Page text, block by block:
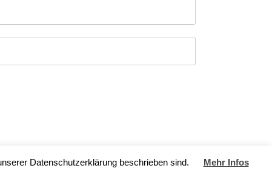
Datenschutzerklärung beschrieben sind. Mehr Infos